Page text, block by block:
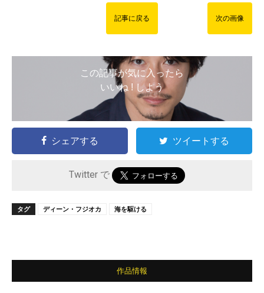
記事に戻る 次の画像
この記事が気に入ったら
いいね ! しよう
シェアする ツイートする
Twitter で
タグ ディーン・フジオカ 海を駆ける
作品情報